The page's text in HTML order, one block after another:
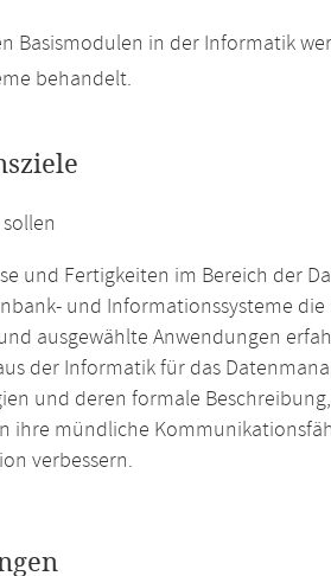
Basismodulen in der Informatik
behandelt.
und Fertigkeiten im Bereich der
und Informationssysteme
ausgewählte Anwendungen
der Informatik für das
und deren formale
ihre mündliche
verbessern.